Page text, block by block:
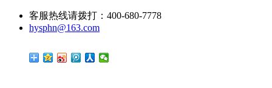
客服热线请拨打：400-680-7778
hysphn@163.com